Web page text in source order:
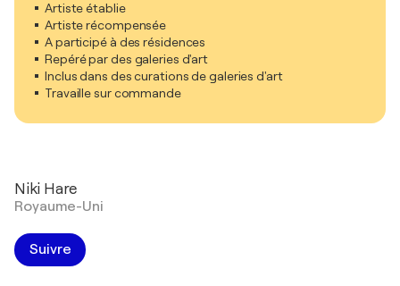
Artiste établie
Artiste récompensée
A participé à des résidences
Repéré par des galeries d'art
Inclus dans des curations de galeries d'art
Travaille sur commande
Niki Hare
Royaume-Uni
Suivre